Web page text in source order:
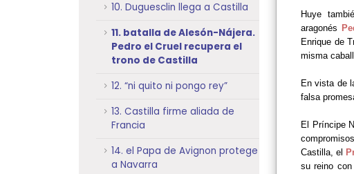
10. Duguesclin llega a Castilla
11. batalla de Alesón-Nájera.
Pedro el Cruel recupera el
trono de Castilla
12. “ni quito ni pongo rey”
13. Castilla firme aliada de
Francia
14. el Papa de Avignon protege
a Navarra
Huye
aragonés
Enrique de
misma
En vista de
falsa
El Príncipe
Castilla, el
su reino